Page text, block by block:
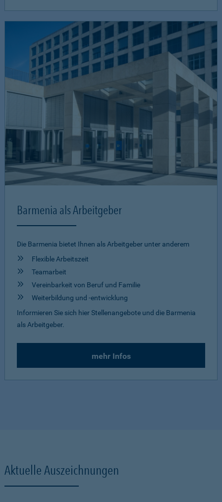
Barmenia als Arbeitgeber
Die Barmenia bietet Ihnen als Arbeitgeber unter anderem
Flexible Arbeitszeit
Teamarbeit
Vereinbarkeit von Beruf und Familie
Weiterbildung und -entwicklung
Informieren Sie sich hier Stellenangebote und die Barmenia
als Arbeitgeber.
mehr Infos
Aktuelle Auszeichnungen